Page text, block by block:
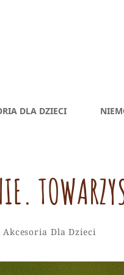
DLA DZIECI
Categories
Akcesoria Dla Dzieci